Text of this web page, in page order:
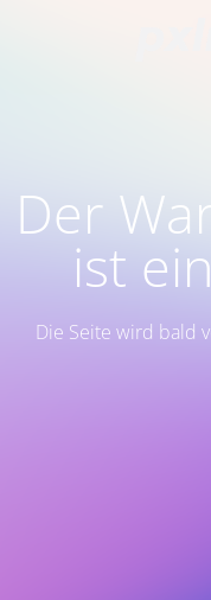
Der
ist
Die Seite wird bald